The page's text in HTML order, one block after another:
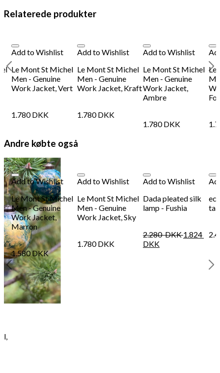
Relaterede produkter
Add to Wishlist
Le Mont St Michel
Men - Genuine
Work Jacket, Vert
1.780DKK
Add to Wishlist
Le Mont St Michel
Men - Genuine
Work Jacket, Kraft
1.780DKK
Add to Wishlist
Le Mont St Michel
Men - Genuine
Work Jacket,
Ambre
1.780DKK
Le
Andre købte også
Add to Wishlist
Le Mont St Michel
Men - Genuine
Work Jacket,
Marron
1.580DKK
Add to Wishlist
Le Mont St Michel
Men - Genuine
Work Jacket, Sky
1.780DKK
Add to Wishlist
Dada pleated silk
lamp - Fushia
2.280DKK 1.824
DKK